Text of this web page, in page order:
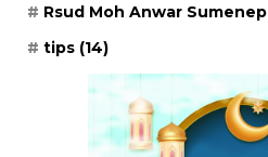
Rsud Moh Anwar Sumenep
tips (14)